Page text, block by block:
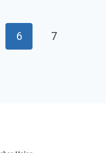
6 7